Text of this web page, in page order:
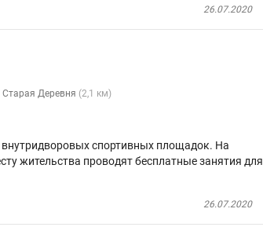
26.07.2020
Старая Деревня (2,1 км)
спортивных площадок. На
жительства проводят бесплатные занятия для
26.07.2020